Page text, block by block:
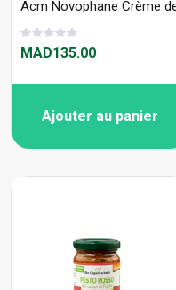
MAD135.00
Ajouter au panier